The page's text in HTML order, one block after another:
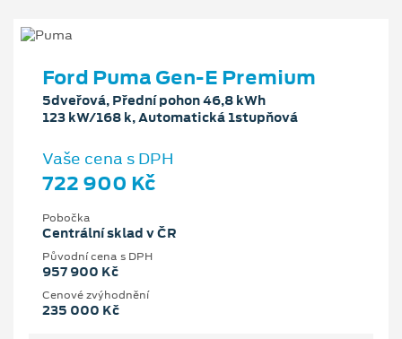
Ford Puma Gen-E Premium
5dveřová, Přední pohon 46,8 kWh
123 kW/168 k, Automatická 1stupňová
Vaše cena s DPH
722 900 Kč
Pobočka
Centrální sklad v ČR
Původní cena s DPH
957 900 Kč
Cenové zvýhodnění
235 000 Kč